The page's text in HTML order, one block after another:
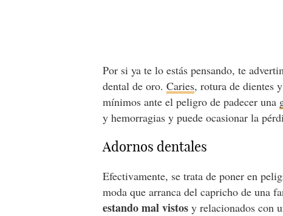
Por si ya te lo estás pensando, te
dental de oro.Caries, rotura de dientes
mínimos ante el peligro de padecer una
y hemorragias y puede ocasionar la
Adornos dentales
Efectivamente, se trata de poner en
moda que arranca del capricho de una
estando mal vistos y relacionados con